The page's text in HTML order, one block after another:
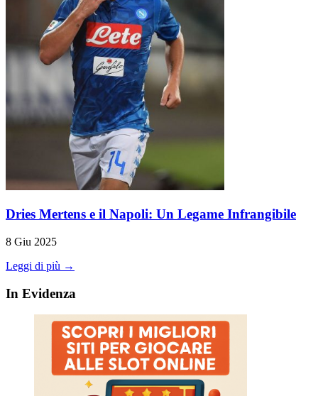
Dries Mertens e il Napoli: Un Legame Infrangibile
8 Giu 2025
Leggi di più →
In Evidenza